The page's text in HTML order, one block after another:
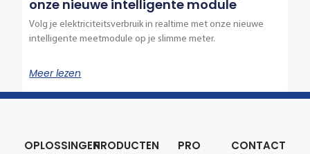
onze nieuwe intelligente module
Volg je elektriciteitsverbruik in realtime met onze nieuwe
intelligente meetmodule op je slimme meter.
Meer lezen
OPLOSSINGENPRODUCTEN PRO CONTACT